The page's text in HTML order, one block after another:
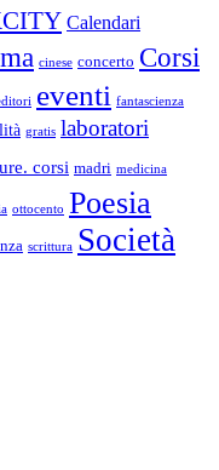
Calendari
cinese concerto Corsi
eventi fantascienza
gratis laboratori
corsi madri medicina
ottocento Poesia
scrittura Società